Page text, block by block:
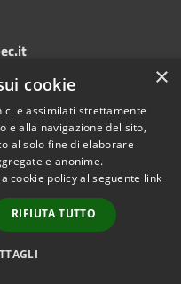
×
cookie
e assimilati strettamente
e alla navigazione del sito,
al solo fine di elaborare
e anonime.
cookie policy al seguente link
RIFIUTA TUTTO